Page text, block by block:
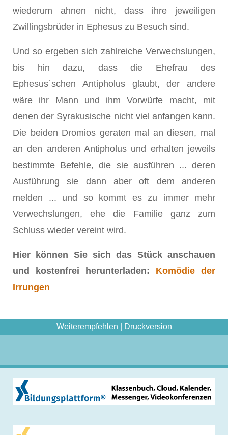
wiederum ahnen nicht, dass ihre jeweiligen
Zwillingsbrüder in Ephesus zu Besuch sind.
Und so ergeben sich zahlreiche Verwechslungen,
bis hin dazu, dass die Ehefrau des
Ephesus`schen Antipholus glaubt, der andere
wäre ihr Mann und ihm Vorwürfe macht, mit
denen der Syrakusische nicht viel anfangen kann.
Die beiden Dromios geraten mal an diesen, mal
an den anderen Antipholus und erhalten jeweils
bestimmte Befehle, die sie ausführen ... deren
Ausführung sie dann aber oft dem anderen
melden ... und so kommt es zu immer mehr
Verwechslungen, ehe die Familie ganz zum
Schluss wieder vereint wird.
Hier können Sie sich das Stück anschauen
und kostenfrei herunterladen: Komödie der
Irrungen
Weiterempfehlen Druckversion